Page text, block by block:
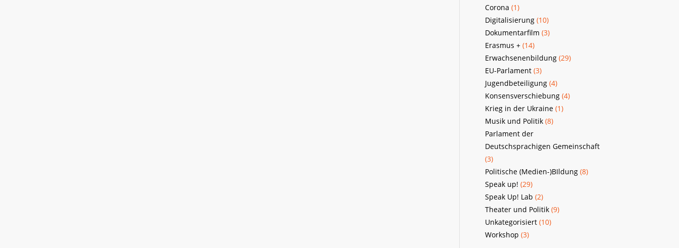
Corona (1)
Digitalisierung(10)
Dokumentarfilm (3)
Erasmus +(14)
Erwachsenenbildung(29)
EU-Parlament(3)
Jugendbeteiligung(4)
Konsensverschiebung(4)
Krieg in der Ukraine(1)
Musik und Politik(8)
Parlament der
Deutschsprachigen Gemeinschaft
(3)
Politische (Medien-)BIldung(8)
Speak up! (29)
Speak Up! Lab (2)
Theater und Politik(9)
Unkategorisiert(10)
Workshop (3)